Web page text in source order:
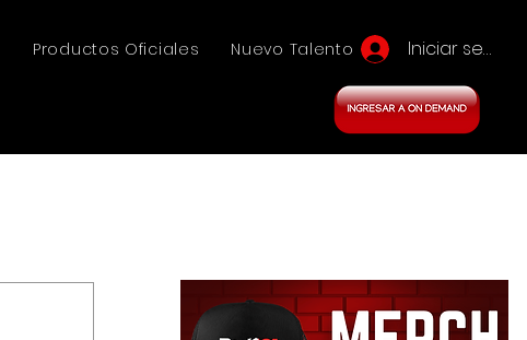
Productos Oficiales Nuevo Talento Iniciar sesión